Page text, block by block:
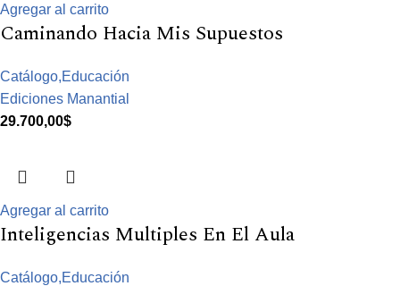
Agregar al carrito
Caminando Hacia Mis Supuestos
Catálogo,Educación
Ediciones Manantial
29.700,00$
Agregar al carrito
Inteligencias Multiples En El Aula
Catálogo,Educación